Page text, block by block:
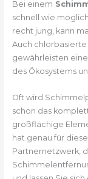
Bei einem
schnell wie
recht jung, kann
Auch chlorbasierte
gewährleisten
des Ökosystems
Oft wird
schon das
großflächige
hat genau für
Partnernetzwerk,